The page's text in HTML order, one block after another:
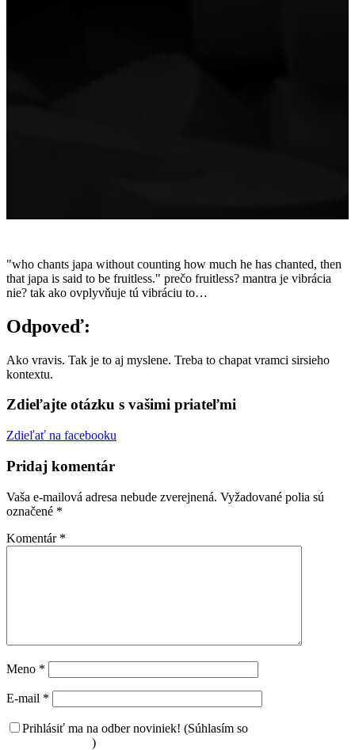
"who chants japa without counting how much he has chanted, then
that japa is said to be fruitless." prečo fruitless? mantra je vibrácia
nie? tak ako ovplyvňuje tú vibráciu to…
Odpoveď:
Ako vravis. Tak je to aj myslene. Treba to chapat vramci sirsieho
kontextu.
Zdieľajte otázku s vašimi priateľmi
Zdieľať na facebooku
Pridaj komentár
Vaša e-mailová adresa nebude zverejnená. Vyžadované polia sú
označené *
Komentár *
Meno *
E-mail *
Prihlásiť ma na odber noviniek! (Súhlasím so
)